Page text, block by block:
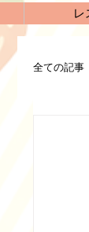
レ
全ての記事